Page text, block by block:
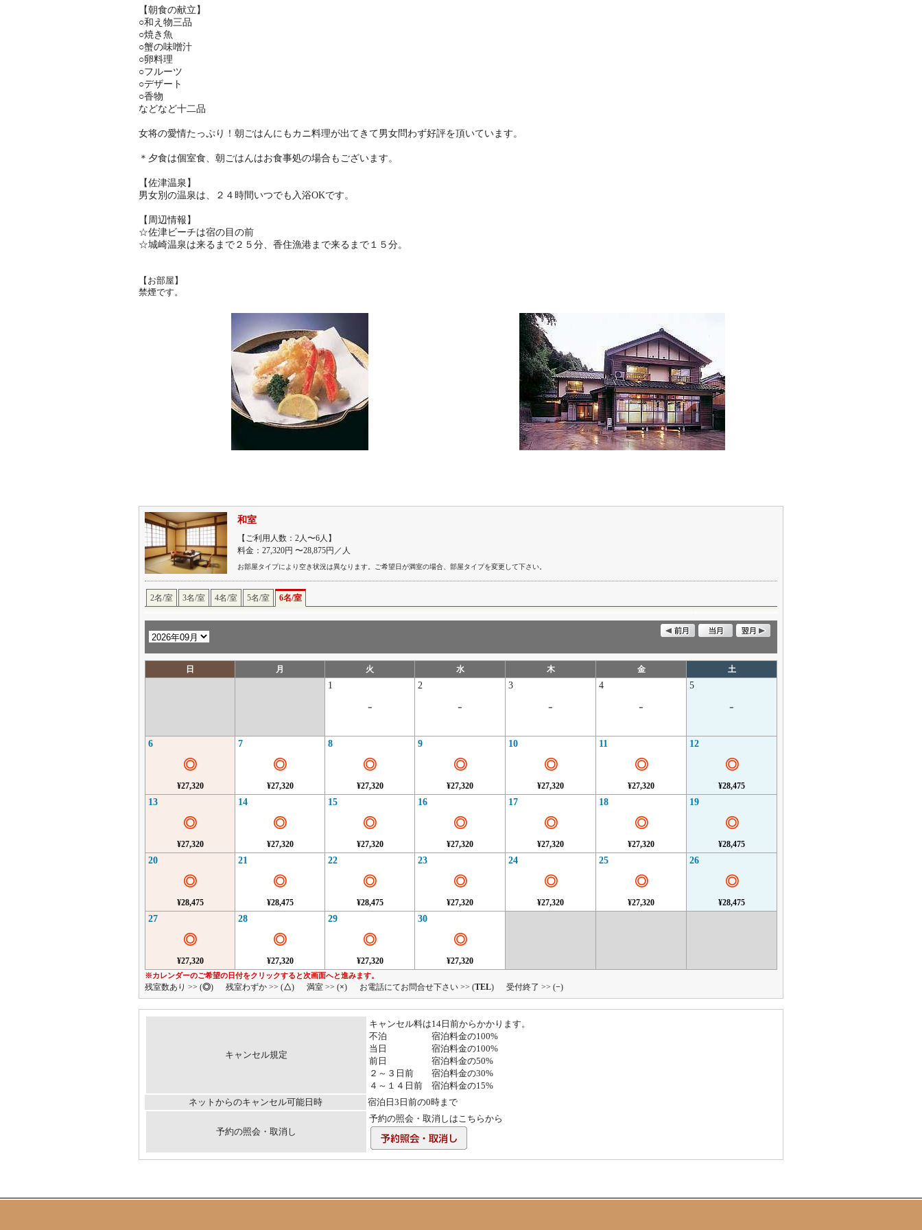
【朝食の献立】
○和え物三品
○焼き魚
○蟹の味噌汁
○卵料理
○フルーツ
○デザート
○香物
などなど十二品
女将の愛情たっぷり！朝ごはんにもカニ料理が出てきて男女問わず好評を頂いています。
＊夕食は個室食、朝ごはんはお食事処の場合もございます。
【佐津温泉】
男女別の温泉は、２４時間いつでも入浴OKです。
【周辺情報】
☆佐津ビーチは宿の目の前
☆城崎温泉は来るまで２５分、香住漁港まで来るまで１５分。
【お部屋】
​禁煙です。
和室
【ご利用人数：2人〜6人】
料金：27,320円 〜28,875円／人
お部屋タイプにより空き状況は異なります。ご希望日が満室の場合、部屋タイプを変更して下さい。
2名/室 3名/室 4名/室 5名/室 6名/室
日 月 火 水 木 金 土
1
-
2
-
3
-
4
-
5
-
6
◎
¥27,320
7
◎
¥27,320
8
◎
¥27,320
9
◎
¥27,320
10
◎
¥27,320
11
◎
¥27,320
12
◎
¥28,475
13
◎
¥27,320
14
◎
¥27,320
15
◎
¥27,320
16
◎
¥27,320
17
◎
¥27,320
18
◎
¥27,320
19
◎
¥28,475
20
◎
¥28,475
21
◎
¥28,475
22
◎
¥28,475
23
◎
¥27,320
24
◎
¥27,320
25
◎
¥27,320
26
◎
¥28,475
27
◎
¥27,320
28
◎
¥27,320
29
◎
¥27,320
30
◎
¥27,320
※カレンダーのご希望の日付をクリックすると次画面へと進みます。
残室数あり >> (◎) 残室わずか >> (△) 満室 >> (×) お電話にてお問合せ下さい >> (TEL) 受付終了 >> (−)
キャンセル規定
キャンセル料は14日前からかかります。
不泊 宿泊料金の100%
当日 宿泊料金の100%
前日 宿泊料金の50%
２～３日前 宿泊料金の30%
４～１４日前 宿泊料金の15%
ネットからのキャンセル可能日時
宿泊日3日前の0時まで
予約の照会・取消し
予約の照会・取消しはこちらから